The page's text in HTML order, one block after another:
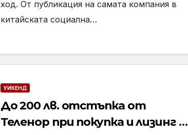
ход. От публикация на самата компания в
китайската социална…
УИКЕНД
До 200 лв. отстъпка от
Теленор при покупка и лизинг на